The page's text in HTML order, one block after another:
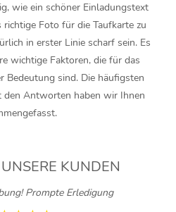
wie ein schöner Einladungstext
Foto für die Taufkarte zu
in erster Linie scharf sein. Es
wichtige Faktoren, die für das
Bedeutung sind. Die häufigsten
den Antworten haben wir Ihnen
KUNDEN
Prompte Erledigung